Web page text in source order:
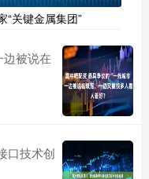
“关键金属集团”
边被说在
口技术创